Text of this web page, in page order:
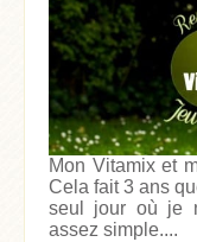
Mon Vitamix et
Cela fait 3 ans
seul jour où je
assez simple....